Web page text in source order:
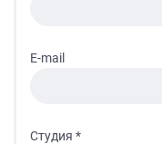
E-mail
Студия *